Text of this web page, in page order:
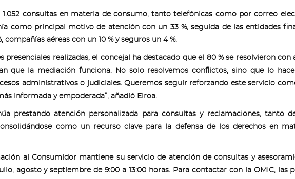
consultas en materia de consumo, tanto telefónicas como por correo
como principal motivo de atención con un 33 %, seguida de las entidades
compañías aéreas con un 10 % y seguros un 4 %.
presenciales realizadas, el concejal ha destacado que el 80 % se resolvieron con
que la mediación funciona. No solo resolvemos conflictos, sino que lo
administrativos o judiciales. Queremos seguir reforzando este servicio
informada y empoderada”, añadió Eiroa.
prestando atención personalizada para consultas y reclamaciones, tanto
como un recurso clave para la defensa de los derechos en
al Consumidor mantiene su servicio de atención de consultas y
agosto y septiembre de 9:00 a 13:00 horas. Para contactar con la OMIC, las